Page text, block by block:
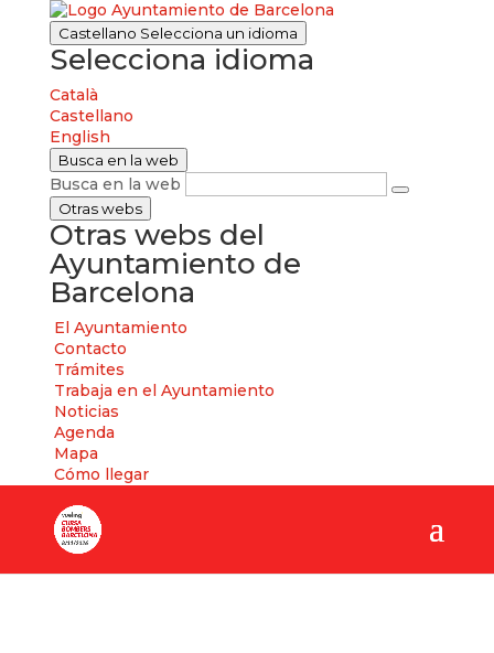
Castellano Selecciona un idioma
Selecciona idioma
Català
Castellano
English
Busca en la web
Busca en la web
Otras webs
Otras webs del
Ayuntamiento de
Barcelona
El Ayuntamiento
Contacto
Trámites
Trabaja en el Ayuntamiento
Noticias
Agenda
Mapa
Cómo llegar